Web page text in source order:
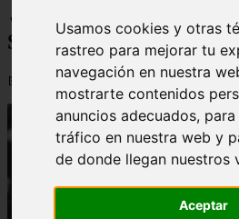
Usamos cookies y otras
rastreo para mejorar tu
navegación en nuestra
mostrarte contenidos
anuncios adecuados,
tráfico en nuestra web y
de donde llegan nuestros
Aceptar
✓ El tiempo vuela |
Sobre El Tiempo
📅 09/09/2025